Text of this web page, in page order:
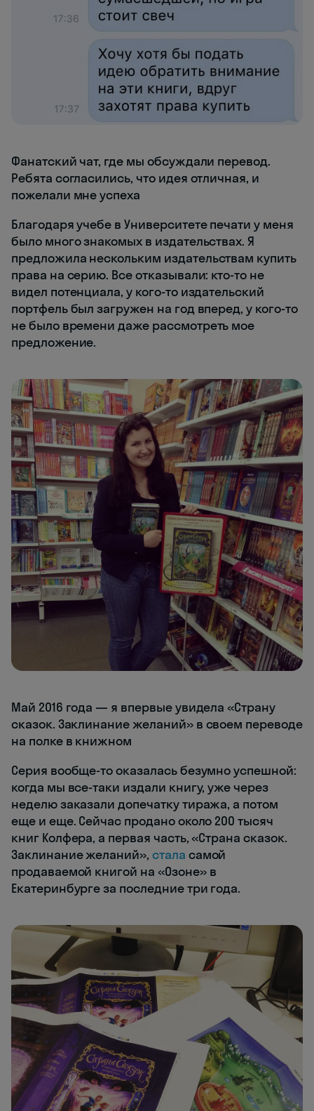
Фанатский чат, где мы обсуждали перевод.
Ребята согласились, что идея отличная, и
пожелали мне успеха
Благодаря учебе в Университете печати у меня
было много знакомых в издательствах. Я
предложила нескольким издательствам купить
права на серию. Все отказывали: кто-то не
видел потенциала, у кого-то издательский
портфель был загружен на год вперед, у кого-то
не было времени даже рассмотреть мое
предложение.
Май 2016 года — я впервые увидела «Страну
сказок. Заклинание желаний» в своем переводе
на полке в книжном
Серия вообще-то оказалась безумно успешной:
когда мы все-таки издали книгу, уже через
неделю заказали допечатку тиража, а потом
еще и еще. Сейчас продано около 200 тысяч
книг Колфера, а первая часть, «Страна сказок.
Заклинание желаний», стала самой
продаваемой книгой на «Озоне» в
Екатеринбурге за последние три года.